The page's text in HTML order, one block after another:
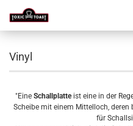
Vinyl
"Eine Schallplatte ist eine in der
Scheibe mit einem Mittelloch,
für